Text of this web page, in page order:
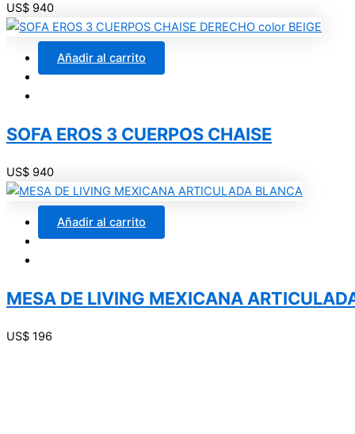
US$ 940
Añadir al carrito
SOFA EROS 3 CUERPOS CHAISE
US$ 940
Añadir al carrito
MESA DE LIVING MEXICANA
US$ 196